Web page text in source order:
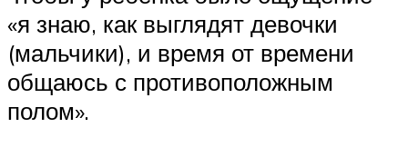
«я знаю, как выглядят девочки
(мальчики), и время от времени
общаюсь с противоположным
полом».